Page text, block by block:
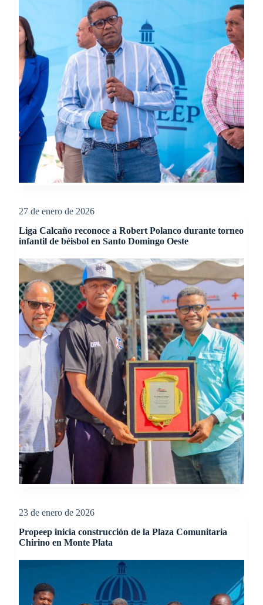
27 de enero de 2026
Liga Calcaño reconoce a Robert Polanco durante torneo
infantil de béisbol en Santo Domingo Oeste
23 de enero de 2026
Propeep inicia construcción de la Plaza Comunitaria
Chirino en Monte Plata